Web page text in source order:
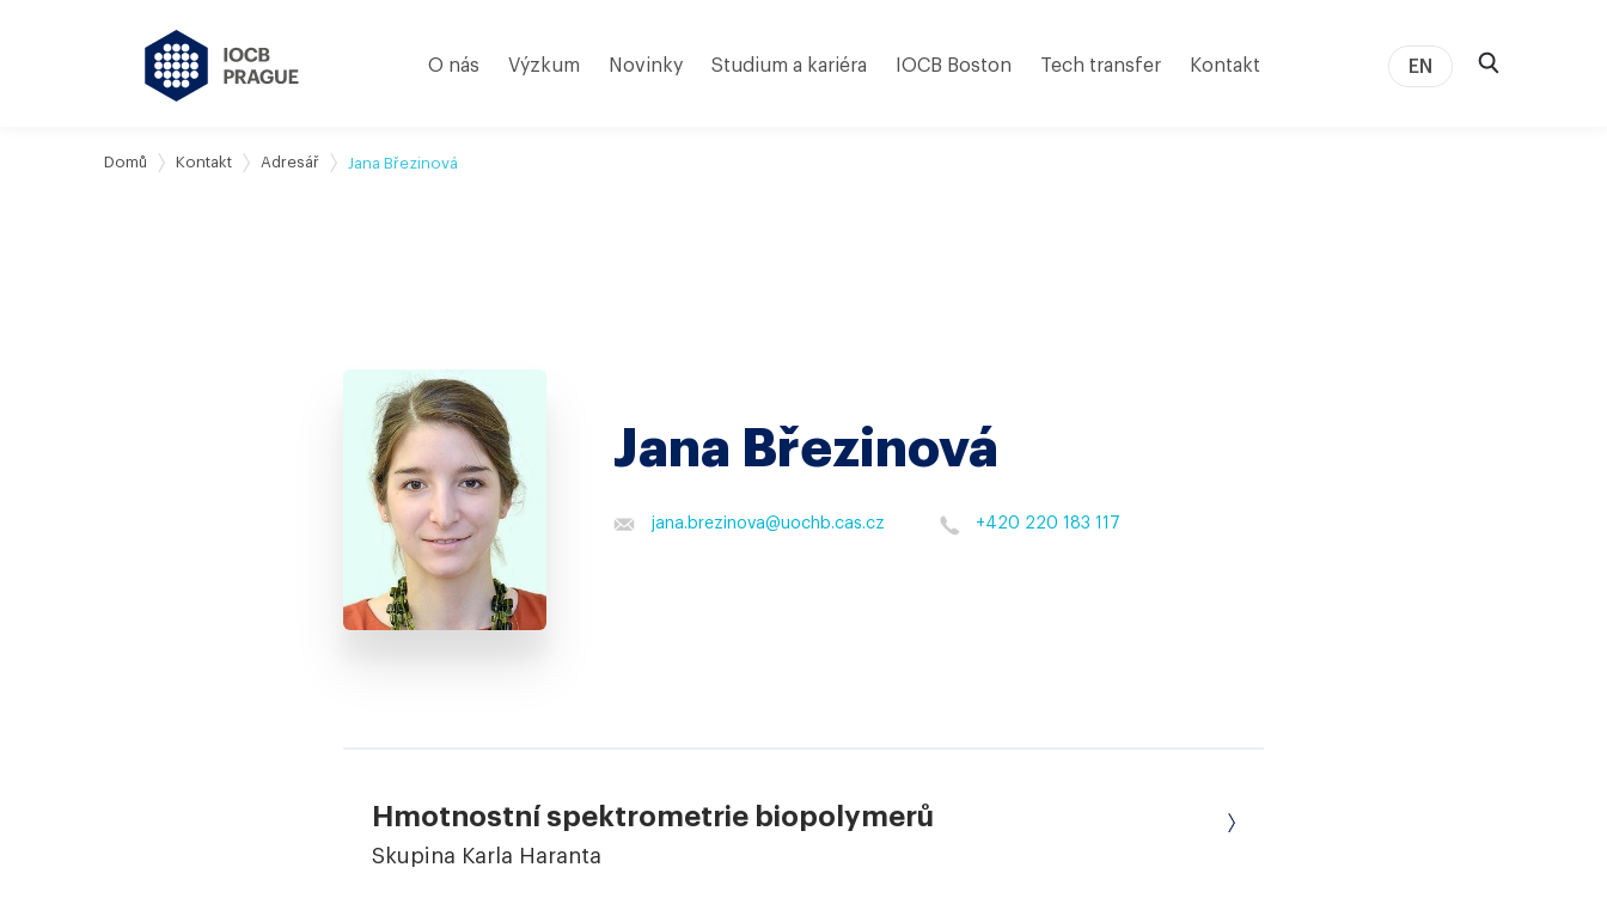
O nás Výzkum Novinky Studium a kariéra IOCB Boston Tech transfer Kontakt EN
Domů Kontakt Adresář Jana Březinová
Jana Březinová
jana.brezinova@uochb.cas.cz +420 220 183 117
Hmotnostní spektrometrie biopolymerů
Skupina Karla Haranta